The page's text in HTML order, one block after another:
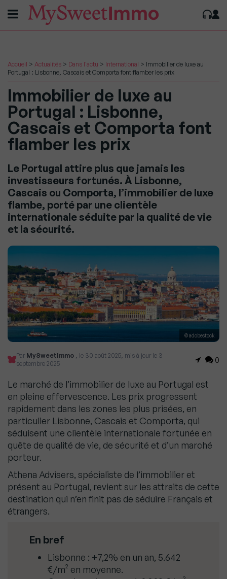
Accueil > Actualités > Dans l'actu > International > Immobilier de luxe au
Portugal : Lisbonne, Cascais et Comporta font flamber les prix
Immobilier de luxe au
Portugal : Lisbonne,
Cascais et Comporta font
flamber les prix
Le Portugal attire plus que jamais les
investisseurs fortunés. À Lisbonne,
Cascais ou Comporta, l’immobilier de luxe
flambe, porté par une clientèle
internationale séduite par la qualité de vie
et la sécurité.
© adobestock
Par MySweetImmo , le 30 août 2025, mis à jour le 3
septembre 2025
0
Le marché de l’immobilier de luxe au Portugal est
en pleine effervescence. Les prix progressent
rapidement dans les zones les plus prisées, en
particulier Lisbonne, Cascais et Comporta, qui
séduisent une clientèle internationale fortunée en
quête de qualité de vie, de sécurité et d’un marché
porteur.
Athena Advisers, spécialiste de l’immobilier et
présent au Portugal, revient sur les attraits de cette
destination qui n’en finit pas de séduire Français et
étrangers.
En bref
Lisbonne : +7,2% en un an, 5.642
€/m² en moyenne.